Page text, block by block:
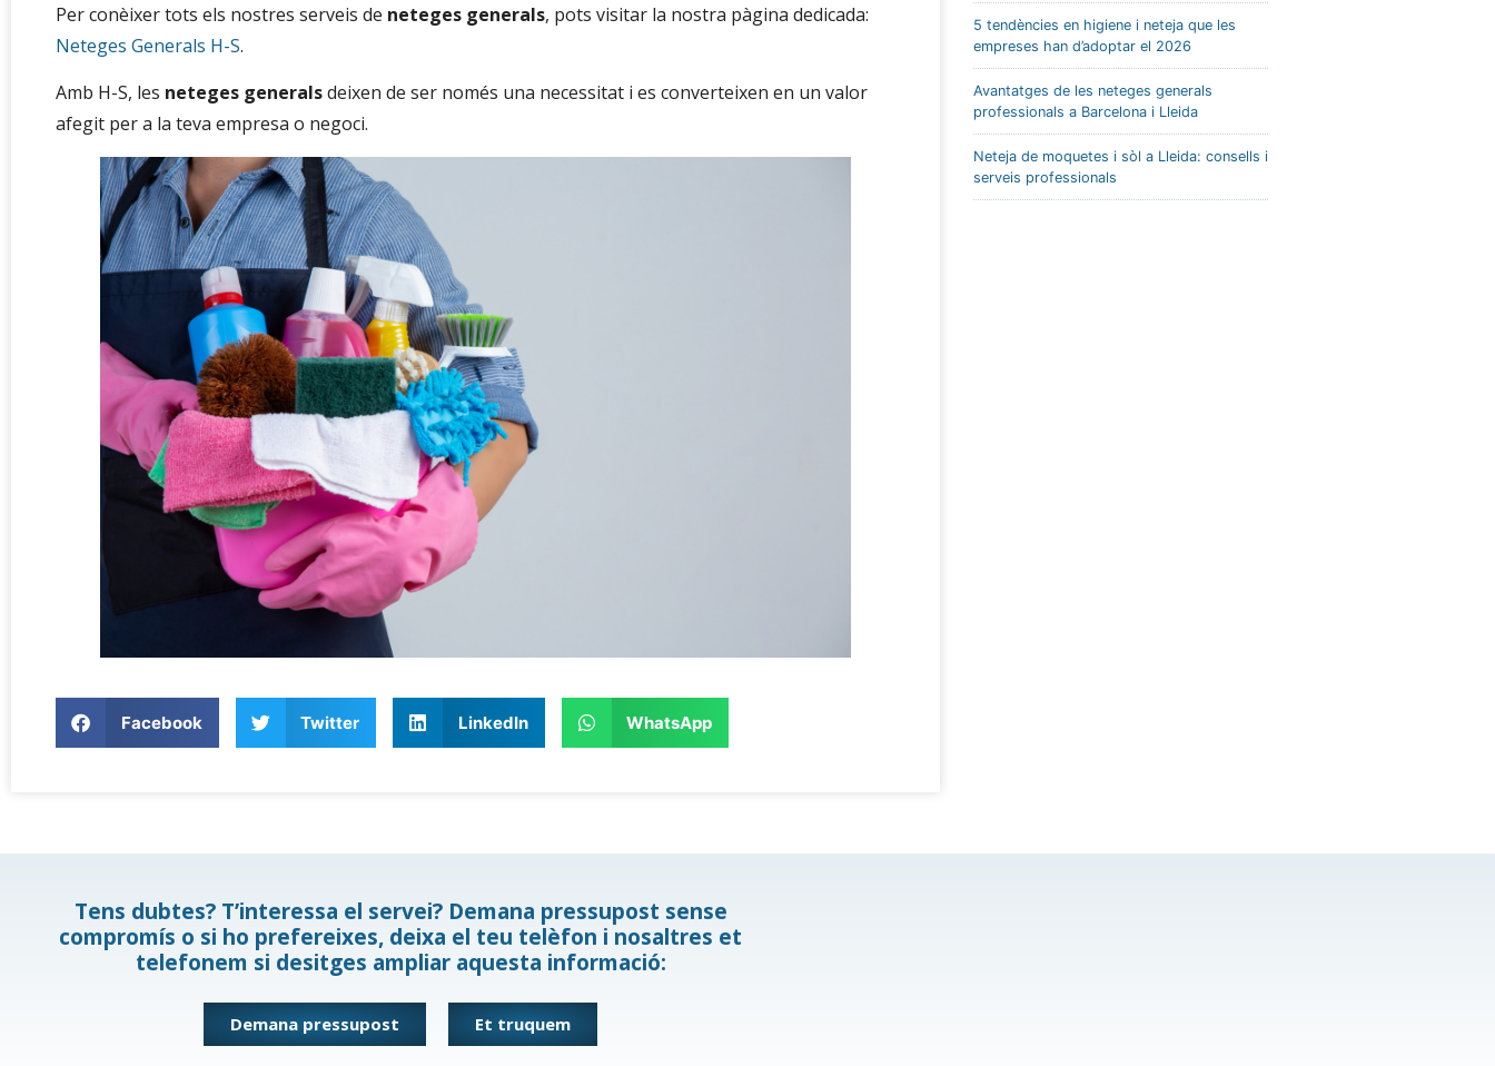
Per conèixer tots els nostres serveis de neteges generals, pots visitar la nostra pàgina dedicada:
Neteges Generals H-S.
Amb H-S, les neteges generalsdeixen de ser només una necessitat i es converteixen en un valor
afegit per a la teva empresa o negoci.
Facebook Twitter LinkedIn WhatsApp
5 tendències en higiene i neteja que les
empreses han d’adoptar el 2026
Avantatges de les neteges generals
professionals a Barcelona i Lleida
Neteja de moquetes i sòl a Lleida: consells i
serveis professionals
Tens dubtes? T’interessa el servei? Demana pressupost sense
compromís o si ho prefereixes, deixa el teu telèfon i nosaltres et
telefonem si desitges ampliar aquesta informació:
Demana pressupost Et truquem